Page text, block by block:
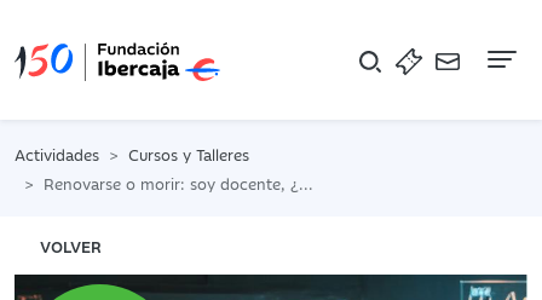
Actividades
Cursos y Talleres
Renovarse o morir: soy docente, ¿es realmente la IA un enemigo?, por Jara Moya
VOLVER